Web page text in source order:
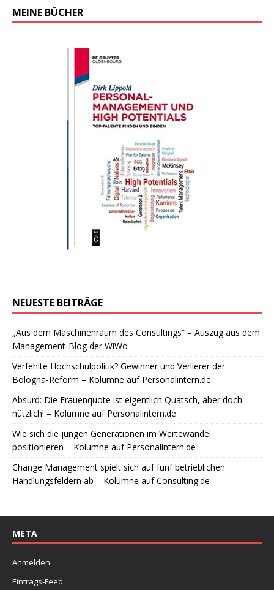
MEINE BÜCHER
NEUESTE BEITRÄGE
„Aus dem Maschinenraum des Consultings“ – Auszug aus dem
Management-Blog der WiWo
Verfehlte Hochschulpolitik? Gewinner und Verlierer der
Bologna-Reform – Kolumne auf Personalintern.de
Absurd: Die Frauenquote ist eigentlich Quatsch, aber doch
nützlich! – Kolumne auf Personalintern.de
Wie sich die jungen Generationen im Wertewandel
positionieren – Kolumne auf Personalintern.de
Change Management spielt sich auf fünf betrieblichen
Handlungsfeldern ab – Kolumne auf Consulting.de
META
Anmelden
Eintrags-Feed